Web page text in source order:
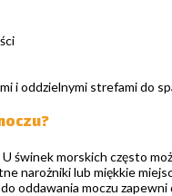
i oddzielnymi strefami do
świnek morskich często
narożniki lub miękkie
oddawania moczu